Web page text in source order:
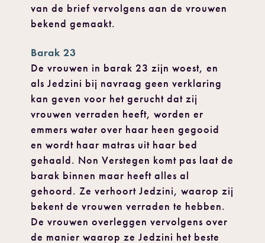
van de brief vervolgens aan de vrouwen
bekend gemaakt.
Barak 23
De vrouwen in barak 23 zijn woest, en
als Jedzini bij navraag geen verklaring
kan geven voor het gerucht dat zij
vrouwen verraden heeft, worden er
emmers water over haar heen gegooid
en wordt haar matras uit haar bed
gehaald. Non Verstegen komt pas laat de
barak binnen maar heeft alles al
gehoord. Ze verhoort Jedzini, waarop zij
bekent de vrouwen verraden te hebben.
De vrouwen overleggen vervolgens over
de manier waarop ze Jedzini het beste